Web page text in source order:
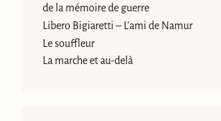
de la mémoire de guerre
Libero Bigiaretti – L’ami de Namur
Le souffleur
La marche et au-delà